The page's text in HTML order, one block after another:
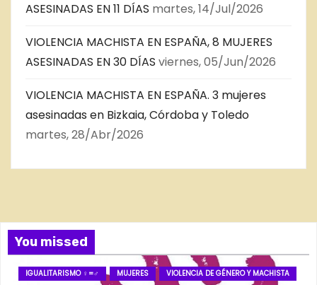
ASESINADAS EN 11 DÍAS martes, 14/Jul/2026
VIOLENCIA MACHISTA EN ESPAÑA, 8 MUJERES
ASESINADAS EN 30 DÍAS viernes, 05/Jun/2026
VIOLENCIA MACHISTA EN ESPAÑA. 3 mujeres
asesinadas en Bizkaia, Córdoba y Toledo
martes, 28/Abr/2026
You missed
IGUALITARISMO ♀=♂ MUJERES VIOLENCIA DE GÉNERO Y MACHISTA